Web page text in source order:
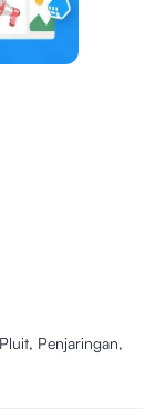
Penjaringan,